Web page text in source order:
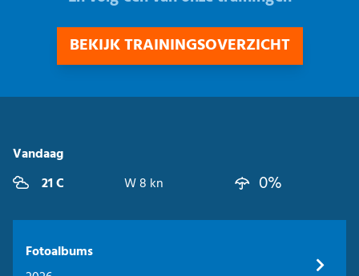
BEKIJK TRAININGSOVERZICHT
Vandaag
21 C
W 8 kn 0%
Fotoalbums